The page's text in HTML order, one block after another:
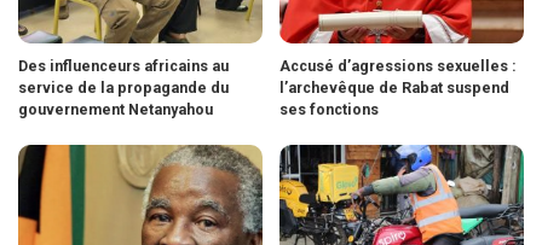
Des influenceurs africains au
service de la propagande du
gouvernement Netanyahou
Accusé d’agressions sexuelles :
l’archevêque de Rabat suspend
ses fonctions